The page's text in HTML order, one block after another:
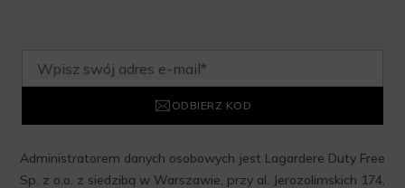
ODBIERZ KOD
Administratorem danych osobowych jest Lagardere Duty Free
Sp. z o.o. z siedzibą w Warszawie, przy al. Jerozolimskich 174,